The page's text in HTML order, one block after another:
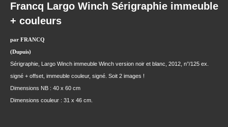
Francq Largo Winch Sérigraphie immeuble
+ couleurs
par FRANCQ
(Dupuis)
Sérigraphie, Largo Winch immeuble Winch version noir et blanc, 2012, n°/125 ex.
signé + offset, immeuble couleur, signé. Soit 2 images !
Dimensions NB : 40 x 60 cm
Dimensions couleur : 31 x 46 cm.